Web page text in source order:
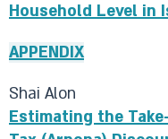
Household Level in
APPENDIX
Shai Alon
Estimating the